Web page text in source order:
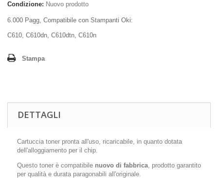
Condizione: Nuovo prodotto
6.000 Pagg, Compatibile con Stampanti Oki:
C610, C610dn, C610dtn, C610n
Stampa
DETTAGLI
Cartuccia toner pronta all'uso, ricaricabile, in quanto dotata
dell'alloggiamento per il chip.
Questo toner è compatibile nuovo di fabbrica, prodotto garantito
per qualità e durata paragonabili all'originale.